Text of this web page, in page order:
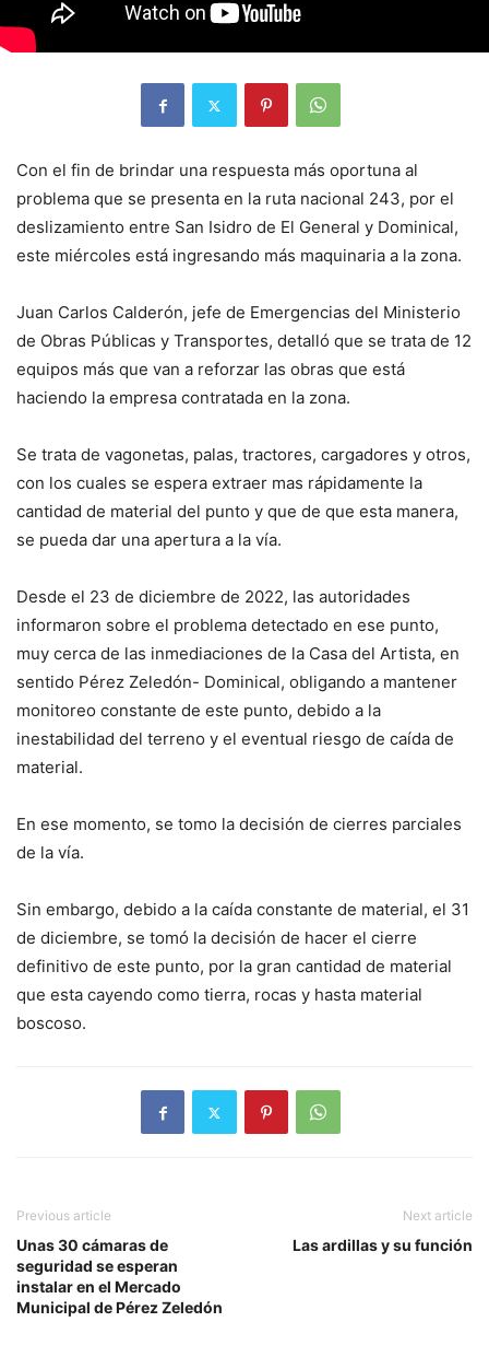
Con el fin de brindar una respuesta más oportuna al
problema que se presenta en la ruta nacional 243, por el
deslizamiento entre San Isidro de El General y Dominical,
este miércoles está ingresando más maquinaria a la zona.
Juan Carlos Calderón, jefe de Emergencias del Ministerio
de Obras Públicas y Transportes, detalló que se trata de 12
equipos más que van a reforzar las obras que está
haciendo la empresa contratada en la zona.
Se trata de vagonetas, palas, tractores, cargadores y otros,
con los cuales se espera extraer mas rápidamente la
cantidad de material del punto y que de que esta manera,
se pueda dar una apertura a la vía.
Desde el 23 de diciembre de 2022, las autoridades
informaron sobre el problema detectado en ese punto,
muy cerca de las inmediaciones de la Casa del Artista, en
sentido Pérez Zeledón- Dominical, obligando a mantener
monitoreo constante de este punto, debido a la
inestabilidad del terreno y el eventual riesgo de caída de
material.
En ese momento, se tomo la decisión de cierres parciales
de la vía.
Sin embargo, debido a la caída constante de material, el 31
de diciembre, se tomó la decisión de hacer el cierre
definitivo de este punto, por la gran cantidad de material
que esta cayendo como tierra, rocas y hasta material
boscoso.
Previous article
Unas 30 cámaras de
seguridad se esperan
instalar en el Mercado
Municipal de Pérez Zeledón
Next article
Las ardillas y su función